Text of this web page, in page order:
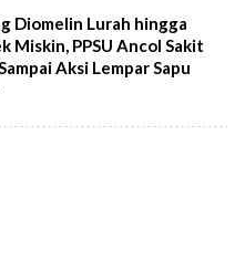
Diomelin Lurah hingga
Miskin, PPSU Ancol Sakit
Aksi Lempar Sapu